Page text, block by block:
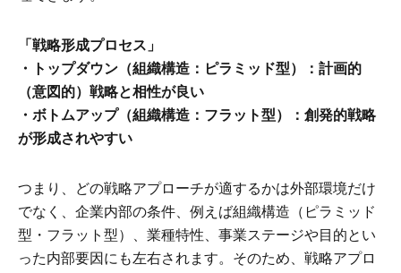
「戦略形成プロセス」
・トップダウン（組織構造：ピラミッド型）：計画的
（意図的）戦略と相性が良い
・ボトムアップ（組織構造：フラット型）：創発的戦略
が形成されやすい
つまり、どの戦略アプローチが適するかは外部環境だけ
でなく、企業内部の条件、例えば組織構造（ピラミッド
型・フラット型）、業種特性、事業ステージや目的とい
った内部要因にも左右されます。そのため、戦略アプロ